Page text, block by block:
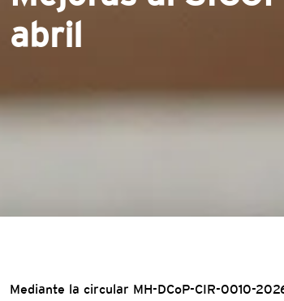
abril
Mediante la circular MH-DCoP-CIR-0010-